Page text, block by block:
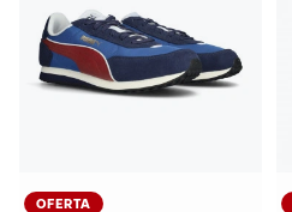
OFERTA